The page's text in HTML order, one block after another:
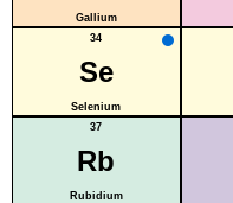
Gallium
34
Se
Selenium
37
Rb
Rubidium